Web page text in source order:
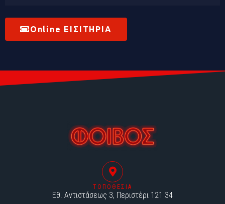
Online ΕΙΣΙΤΗΡΙΑ
ΤΟΠΟΘΕΣΙΑ
Εθ. Αντιστάσεως 3, Περιστέρι 121 34